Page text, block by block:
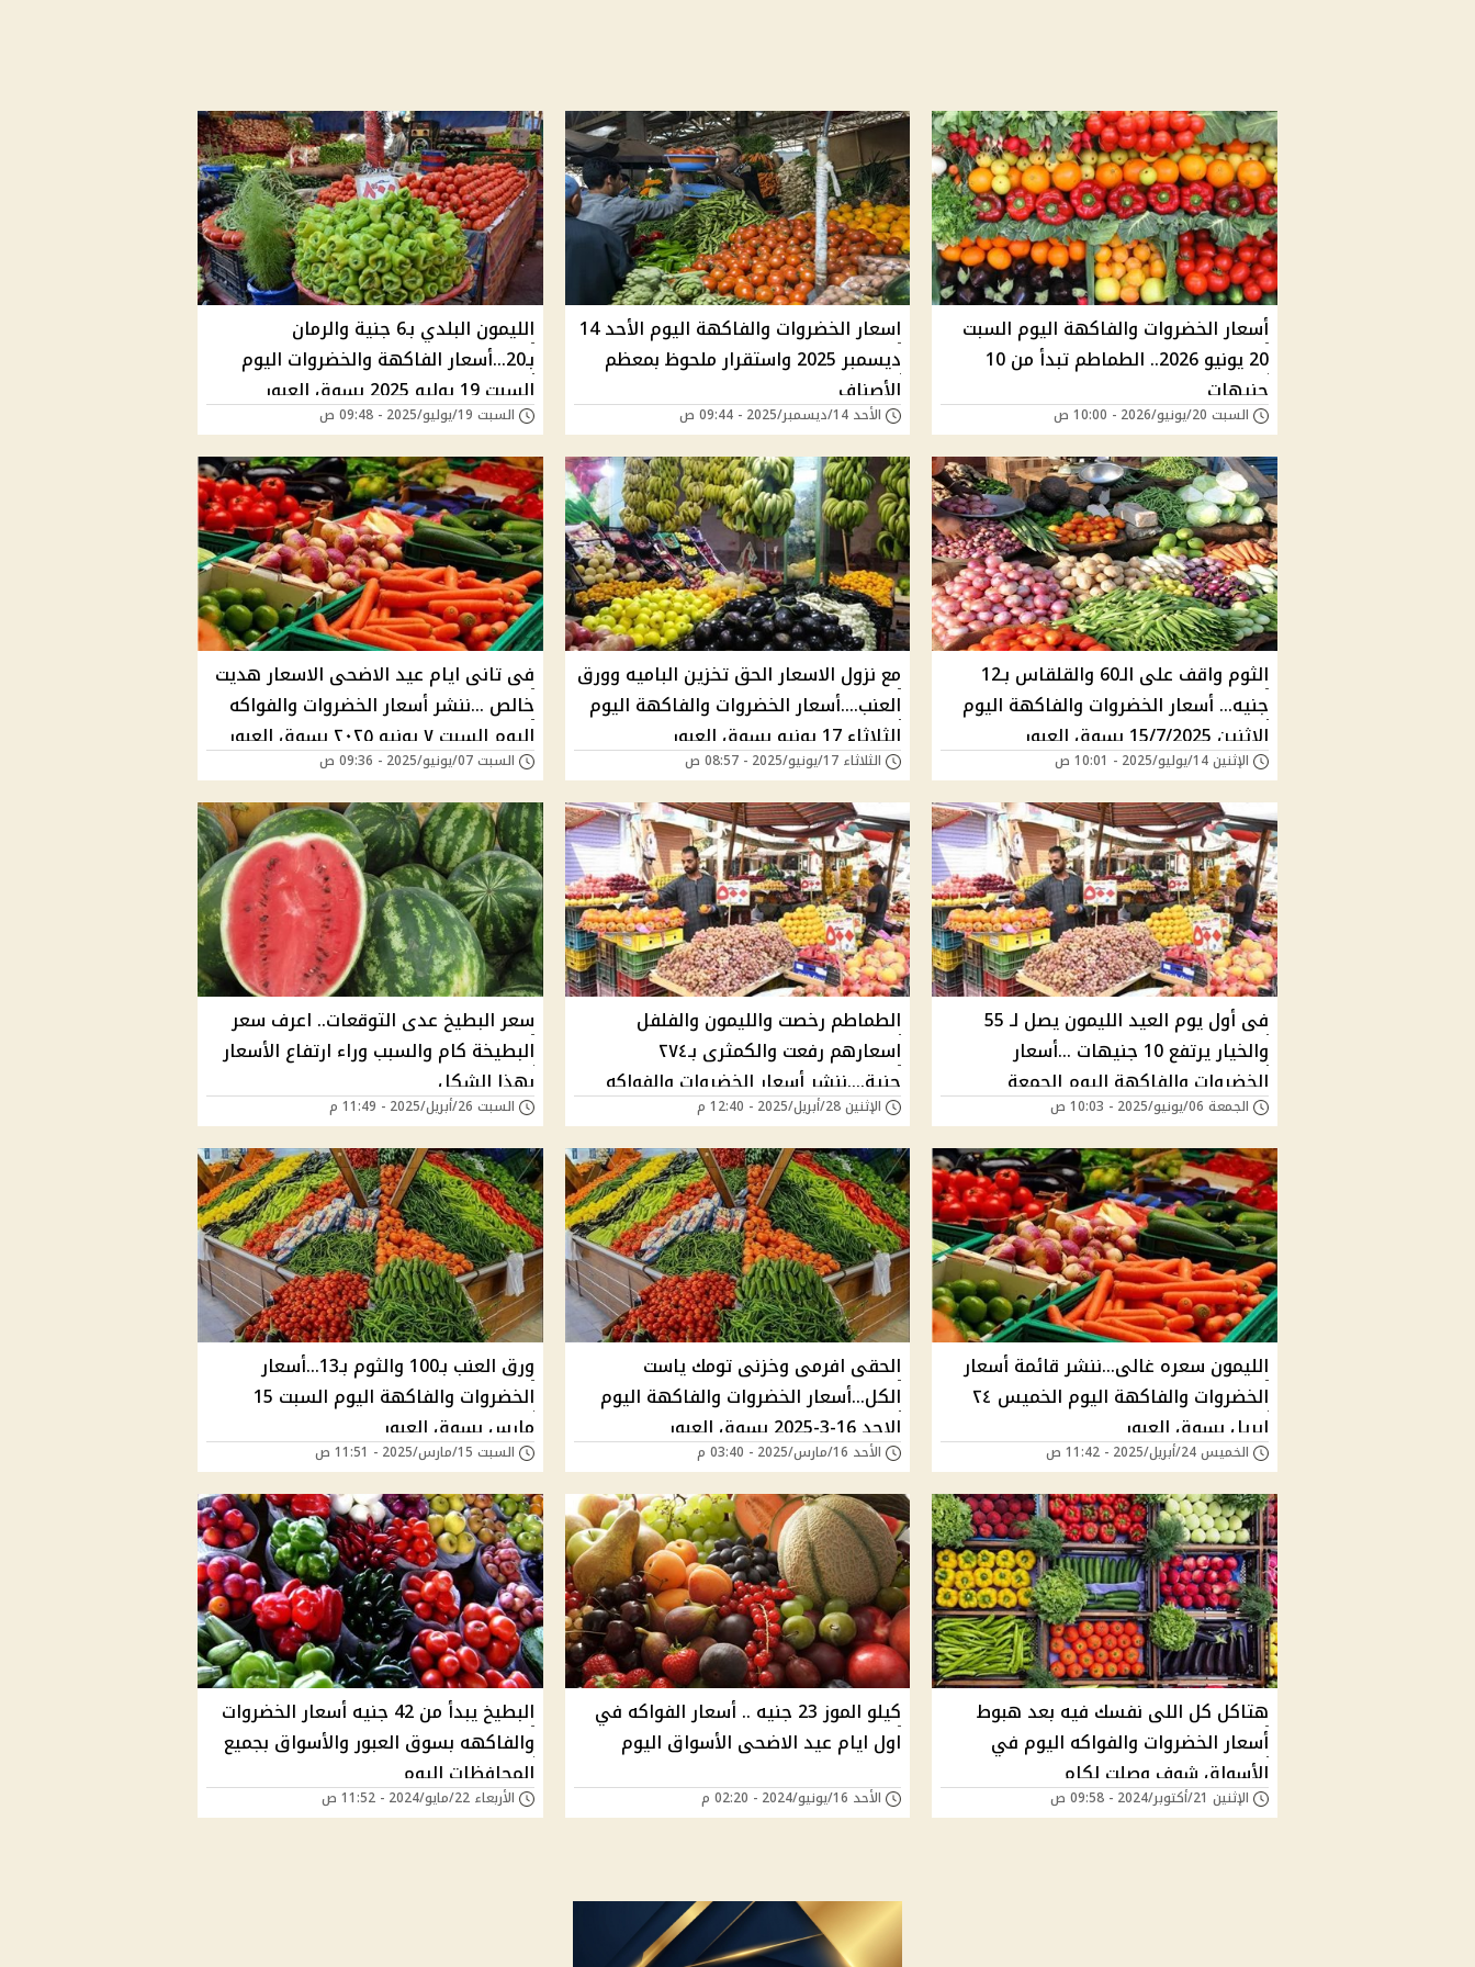
أسعار الخضروات والفاكهة اليوم السبت
20 يونيو 2026.. الطماطم تبدأ من 10
جنيهات
السبت 20/يونيو/2026 - 10:00 ص
اسعار الخضروات والفاكهة اليوم الأحد 14
ديسمبر 2025 واستقرار ملحوظ بمعظم
الأصناف
الأحد 14/ديسمبر/2025 - 09:44 ص
الليمون البلدي بـ6 جنية والرمان
بـ20...أسعار الفاكهة والخضروات اليوم
السبت 19 يوليو 2025 بسوق العبور
السبت 19/يوليو/2025 - 09:48 ص
الثوم واقف على الـ60 والقلقاس بـ12
جنيه... أسعار الخضروات والفاكهة اليوم
الاثنين 15/7/2025 بسوق العبور
الإثنين 14/يوليو/2025 - 10:01 ص
مع نزول الاسعار الحق تخزين الباميه وورق
العنب....أسعار الخضروات والفاكهة اليوم
الثلاثاء 17 يونيو بسوق العبور
الثلاثاء 17/يونيو/2025 - 08:57 ص
فى تانى ايام عيد الاضحى الاسعار هديت
خالص ...ننشر أسعار الخضروات والفواكه
اليوم السبت ٧ يونيو ٢٠٢٥ بسوق العبور
السبت 07/يونيو/2025 - 09:36 ص
فى أول يوم العيد الليمون يصل لـ 55
والخيار يرتفع 10 جنيهات ...أسعار
الخضروات والفاكهة اليوم الجمعة
2025/6/6 بسوق العبور
الجمعة 06/يونيو/2025 - 10:03 ص
الطماطم رخصت والليمون والفلفل
اسعارهم رفعت والكمثرى بـ٢٧٤
جنية....ننشر أسعار الخضروات والفواكه
اليوم الاثنين بسوق العبور
الإثنين 28/أبريل/2025 - 12:40 م
سعر البطيخ عدى التوقعات.. اعرف سعر
البطيخة كام والسبب وراء ارتفاع الأسعار
بهذا الشكل
السبت 26/أبريل/2025 - 11:49 م
الليمون سعره غالى...ننشر قائمة أسعار
الخضروات والفاكهة اليوم الخميس ٢٤
ابريل بسوق العبور
الخميس 24/أبريل/2025 - 11:42 ص
الحقى افرمى وخزنى تومك ياست
الكل...أسعار الخضروات والفاكهة اليوم
الاحد 16-3-2025 بسوق العبور
الأحد 16/مارس/2025 - 03:40 م
ورق العنب بـ100 والثوم بـ13...أسعار
الخضروات والفاكهة اليوم السبت 15
مارس بسوق العبور
السبت 15/مارس/2025 - 11:51 ص
هتاكل كل اللى نفسك فيه بعد هبوط
أسعار الخضروات والفواكه اليوم في
الأسواق شوف وصلت لكام
الإثنين 21/أكتوبر/2024 - 09:58 ص
كيلو الموز 23 جنيه .. أسعار الفواكه في
اول ايام عيد الاضحى الأسواق اليوم
الأحد 16/يونيو/2024 - 02:20 م
البطيخ يبدأ من 42 جنيه أسعار الخضروات
والفاكهه بسوق العبور والأسواق بجميع
المحافظات اليوم
الأربعاء 22/مايو/2024 - 11:52 ص